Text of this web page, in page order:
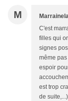
M
C'est
filles qui
signes
même
espoir
est trop
de suite,...)